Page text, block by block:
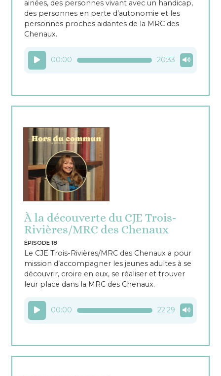
ainées, des personnes vivant avec un handicap,
des personnes en perte d’autonomie et les
personnes proches aidantes de la MRC des
Chenaux.
Lecteur
audio
00:00 20:33
À la découverte du CJE Trois-
Rivières/MRC des Chenaux
ÉPISODE 18
Le CJE Trois-Rivières/MRC des Chenaux a pour
mission d’accompagner les jeunes adultes à se
découvrir, croire en eux, se réaliser et trouver
leur place dans la MRC des Chenaux.
Lecteur
audio
00:00 22:29